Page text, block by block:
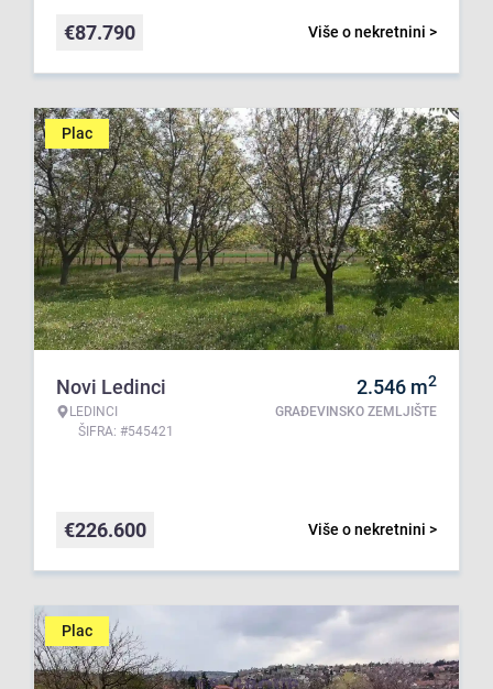
Više o nekretnini >
€87.790
Plac
Novi Ledinci
LEDINCI
ŠIFRA: #545421
2.546 m2
GRAĐEVINSKO ZEMLJIŠTE
Više o nekretnini >
€226.600
Plac